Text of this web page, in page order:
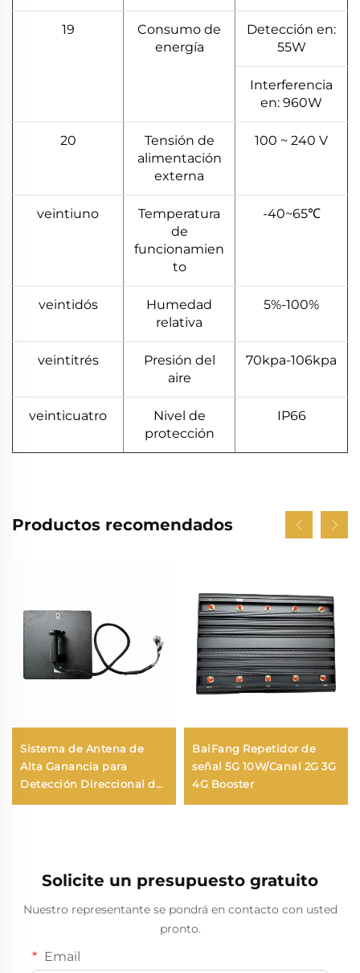
19
Consumo de
energía
Detección en:
55W
Interferencia
en: 960W
20
Tensión de
alimentación
externa
100 ~ 240 V
veintiuno
Temperatura
de
funcionamien
to
-40~65℃
veintidós
Humedad
relativa
5%-100%
veintitrés
Presión del
aire
70kpa-106kpa
veinticuatro
Nivel de
protección
IP66
Productos recomendados
Sistema de Antena de
Alta Ganancia para
Detección Direccional de
BaiFang Repetidor de
señal 5G 10W/Canal 2G 3G
4G Booster
Solicite un presupuesto gratuito
Nuestro representante se pondrá en contacto con usted
pronto.
Email